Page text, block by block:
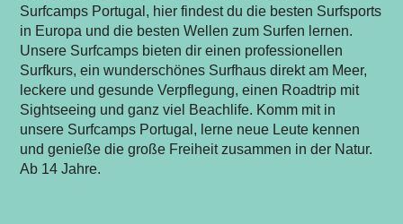
Surfcamps Portugal, hier findest du die besten Surfsports
in Europa und die besten Wellen zum Surfen lernen.
Unsere Surfcamps bieten dir einen professionellen
Surfkurs, ein wunderschönes Surfhaus direkt am Meer,
leckere und gesunde Verpflegung, einen Roadtrip mit
Sightseeing und ganz viel Beachlife. Komm mit in
unsere Surfcamps Portugal, lerne neue Leute kennen
und genieße die große Freiheit zusammen in der Natur.
Ab 14 Jahre.